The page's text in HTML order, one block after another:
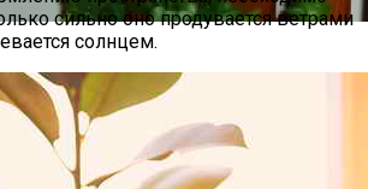
Комнатные Растения: Фото
Виды И Уход
сильно оно продувается ветрами
солнцем.